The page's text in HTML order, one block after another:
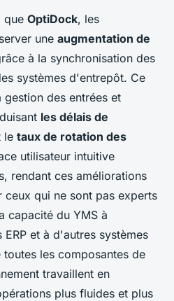
que OptiDock, les
une augmentation de
à la synchronisation des
systèmes d'entrepôt. Ce
des entrées et
les délais de
le taux de rotation des
utilisateur intuitive
rendant ces améliorations
ceux qui ne sont pas experts
capacité du YMS à
et à d'autres systèmes
les composantes de
travaillent en
plus fluides et plus